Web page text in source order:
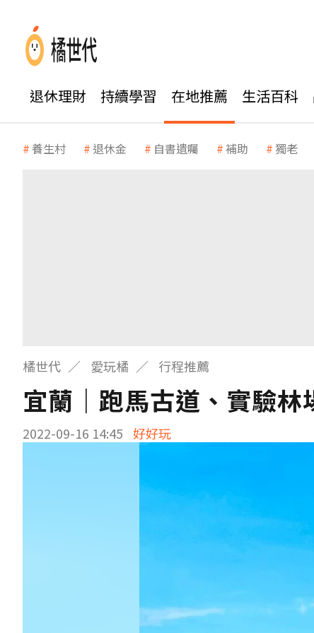
退休理財 持續學習 在地推薦 生活百科
養生村 退休金 自書遺囑 補助 獨老
橘世代 愛玩橘 行程推薦
宜蘭｜跑馬古道、實驗
2022-09-16 14:45 好好玩